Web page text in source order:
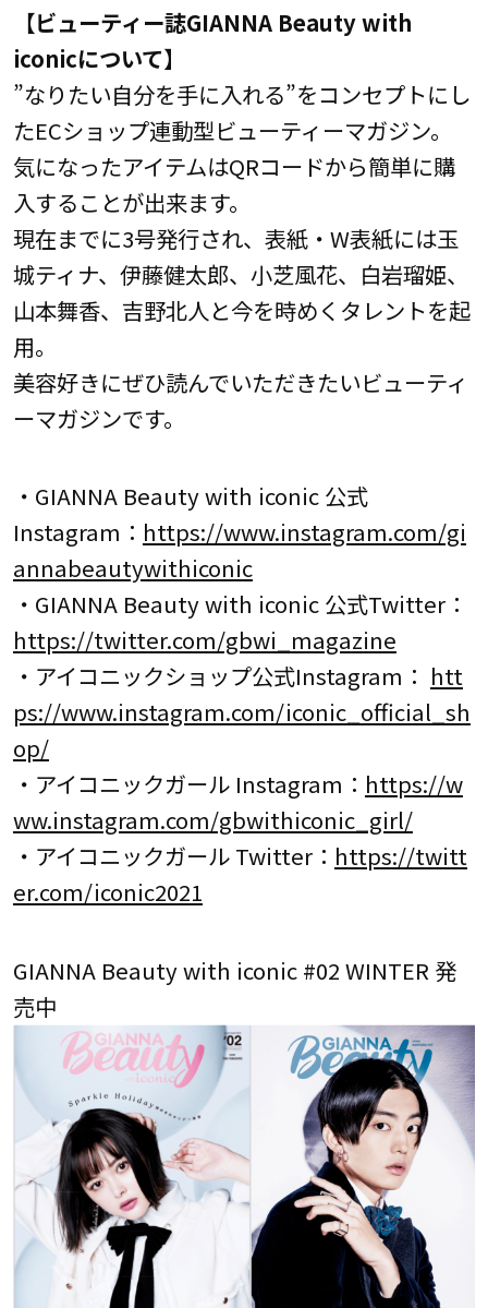
【ビューティー誌GIANNA Beauty with
iconicについて】
”なりたい自分を手に入れる”をコンセプトにし
たECショップ連動型ビューティーマガジン。
気になったアイテムはQRコードから簡単に購
入することが出来ます。
現在までに3号発行され、表紙・W表紙には⽟
城ティナ、伊藤健太郎、小芝風花、⽩岩瑠姫、
山本舞香、吉野北人と今を時めくタレントを起
用。
美容好きにぜひ読んでいただきたいビューティ
ーマガジンです。
・GIANNA Beauty with iconic 公式
Instagram： https://www.instagram.com/gi
annabeautywithiconic
・GIANNA Beauty with iconic 公式Twitter：
https://twitter.com/gbwi_magazine
・アイコニックショップ公式Instagram： htt
ps://www.instagram.com/iconic_official_sh
op/
・アイコニックガール Instagram： https://w
ww.instagram.com/gbwithiconic_girl/
・アイコニックガール Twitter： https://twitt
er.com/iconic2021
GIANNA Beauty with iconic #02 WINTER 発
売中